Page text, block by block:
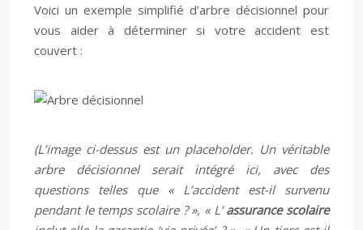
Voici un exemple simplifié d’arbre décisionnel pour
vous aider à déterminer si votre accident est
couvert :
(L’image ci-dessus est un placeholder. Un véritable
arbre décisionnel serait intégré ici, avec des
questions telles que « L’accident est-il survenu
pendant le temps scolaire ? », « L’assurance scolaire